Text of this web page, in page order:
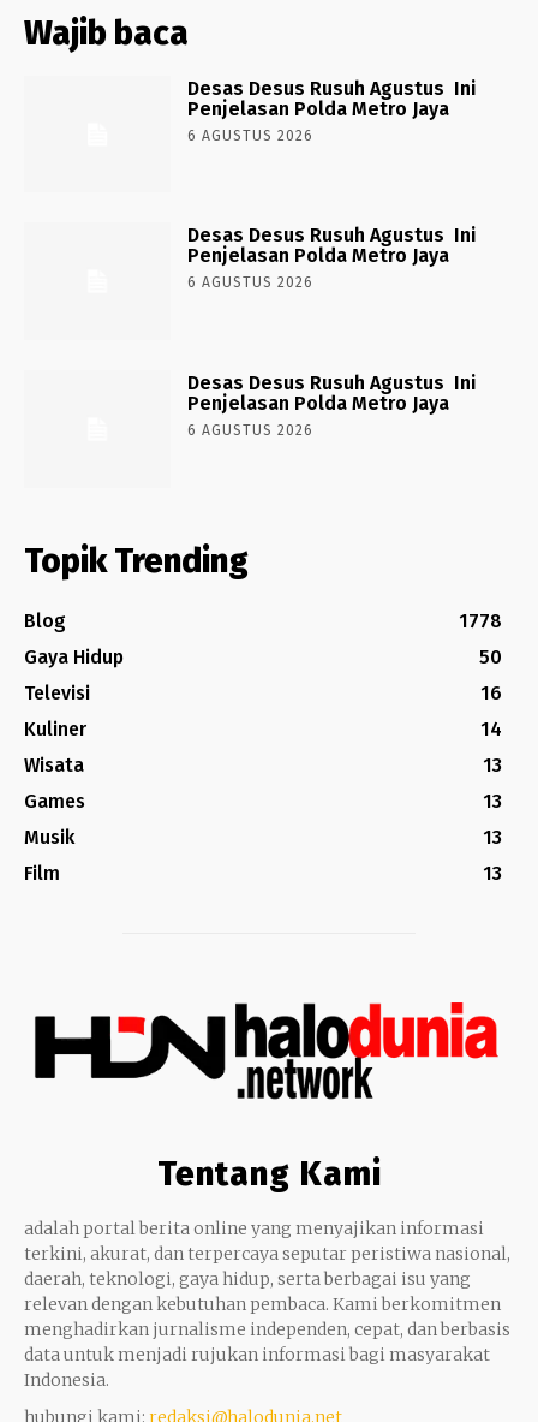
Wajib baca
Desas Desus Rusuh Agustus Ini
Penjelasan Polda Metro Jaya
6 AGUSTUS 2026
Desas Desus Rusuh Agustus Ini
Penjelasan Polda Metro Jaya
6 AGUSTUS 2026
Desas Desus Rusuh Agustus Ini
Penjelasan Polda Metro Jaya
6 AGUSTUS 2026
Topik Trending
Blog
1778
Gaya Hidup
50
Televisi
16
Kuliner
14
Wisata
13
Games
13
Musik
13
Film
13
Tentang Kami
adalah portal berita online yang menyajikan informasi
terkini, akurat, dan terpercaya seputar peristiwa nasional,
daerah, teknologi, gaya hidup, serta berbagai isu yang
relevan dengan kebutuhan pembaca. Kami berkomitmen
menghadirkan jurnalisme independen, cepat, dan berbasis
data untuk menjadi rujukan informasi bagi masyarakat
Indonesia.
hubungi kami: redaksi@halodunia.net